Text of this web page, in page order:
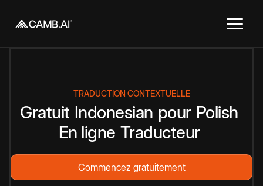
TRADUCTION CONTEXTUELLE
Gratuit Indonesian pour Polish
En ligne Traducteur
Commencez gratuitement